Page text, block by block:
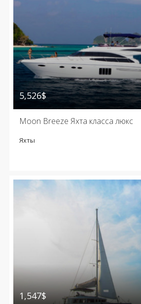
5,526$
Moon Breeze Яхта класса люкс
Яхты
1,547$